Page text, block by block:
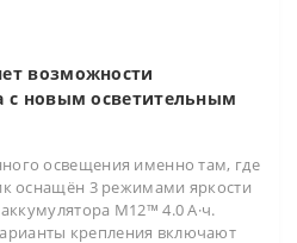
возможности
с новым осветительным
освещения именно там, где
оснащён 3 режимами яркости
M12™ 4.0 А·ч.
крепления включают